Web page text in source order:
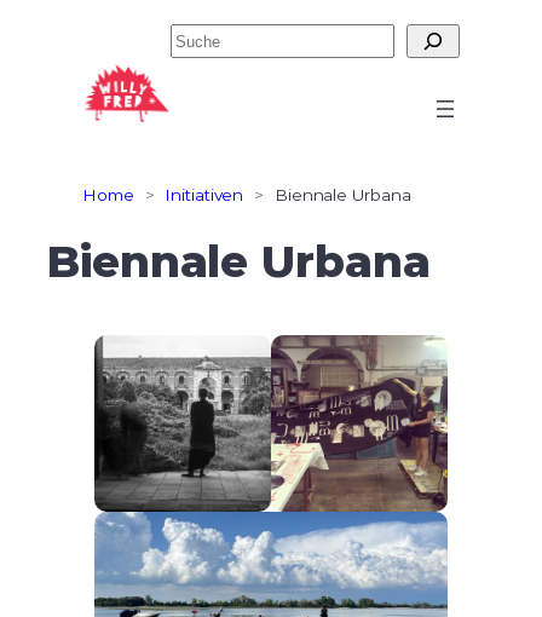
springen
Suchen
Home > Initiativen > Biennale Urbana
Biennale Urbana